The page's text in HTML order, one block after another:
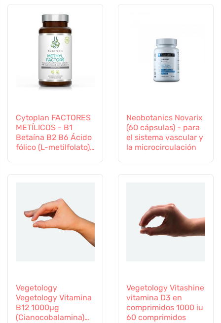
Cytoplan FACTORES
METÍLICOS - B1
Betaína B2 B6 Ácido
fólico (L-metilfolato)
Neobotanics Novarix
(60 cápsulas) - para
el sistema vascular y
la microcirculación
Vegetology
Vegetology Vitamina
B12 1000µg
(Cianocobalamina)
Vegetology Vitashine
vitamina D3 en
comprimidos 1000 iu
60 comprimidos